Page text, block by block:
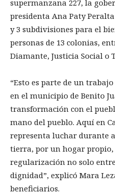
supermanzana 227, la
presidenta Ana Paty
y 3 subdivisiones para el
personas de 13 colonias,
Diamante, Justicia Social o
“Esto es parte de un
en el municipio de Benito
transformación con el
mano del pueblo. Aquí en
representa luchar durante
tierra, por un hogar propio,
regularización no solo
dignidad”, explicó Mara
beneficiarios.